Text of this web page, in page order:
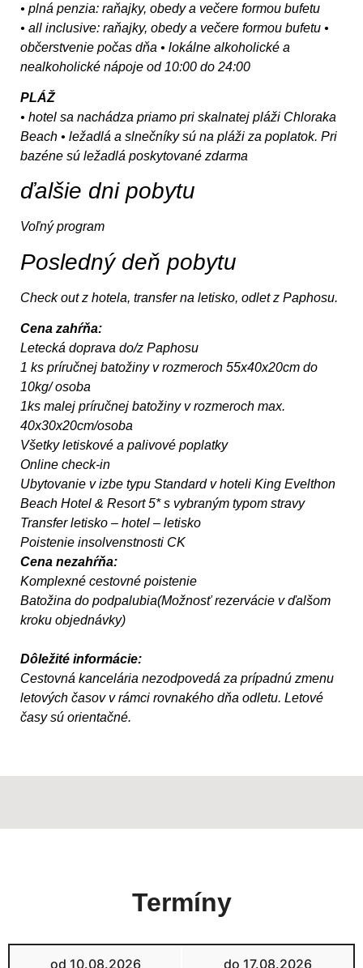
• plná penzia: raňajky, obedy a večere formou bufetu
• all inclusive: raňajky, obedy a večere formou bufetu •
občerstvenie počas dňa • lokálne alkoholické a
nealkoholické nápoje od 10:00 do 24:00
PLÁŽ
• hotel sa nachádza priamo pri skalnatej pláži Chloraka
Beach • ležadlá a slnečníky sú na pláži za poplatok. Pri
bazéne sú ležadlá poskytované zdarma
ďalšie dni pobytu
Voľný program
Posledný deň pobytu
Check out z hotela, transfer na letisko, odlet z Paphosu.
Cena zahŕňa:
Letecká doprava do/z Paphosu
1 ks príručnej batožiny v rozmeroch 55x40x20cm do
10kg/ osoba
1ks malej príručnej batožiny v rozmeroch max.
40x30x20cm/osoba
Všetky letiskové a palivové poplatky
Online check-in
Ubytovanie v izbe typu Standard v hoteli King Evelthon
Beach Hotel & Resort 5* s vybraným typom stravy
Transfer letisko – hotel – letisko
Poistenie insolvenstnosti CK
Cena nezahŕňa:
Komplexné cestovné poistenie
Batožina do podpalubia(Možnosť rezervácie v ďalšom
kroku objednávky)
Dôležité informácie:
Cestovná kancelária nezodpovedá za prípadnú zmenu
letových časov v rámci rovnakého dňa odletu. Letové
časy sú orientačné.
Termíny
od 10.08.2026 do 17.08.2026